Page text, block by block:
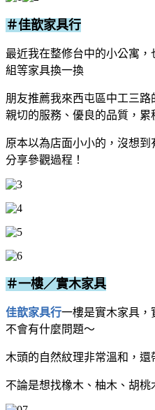
＃佳歆家具行
最近我在整修台中的小公寓
組等家具換一換
朋友推薦我來西屯區中工三路
親切的服務、優良的品質，累
原本以為店面小小的，沒想到
分享參觀過程！
＃一樓／實木家具
佳歆家具行一樓是實木家具，
不會有什麼問題～
木頭的自然紋理非常溫和，還
不論是想找橡木、柚木、胡